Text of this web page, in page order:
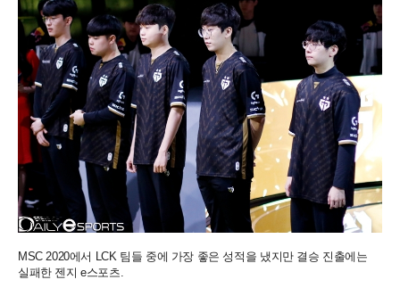
MSC 2020에서 LCK 팀들 중에 가장 좋은 성적을 냈지만 결승 진출에는
실패한 젠지 e스포츠.